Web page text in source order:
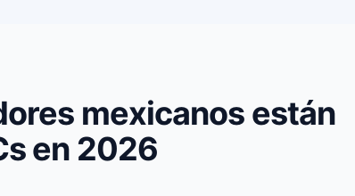
mexicanos están
en 2026